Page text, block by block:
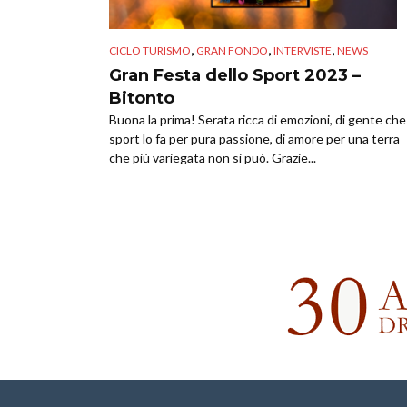
CICLO TURISMO, GRAN FONDO, INTERVISTE, NEWS
Gran Festa dello Sport 2023 –
Bitonto
Buona la prima! Serata ricca di emozioni, di gente
sport lo fa per pura passione, di amore per una terra
che più variegata non si può. Grazie...